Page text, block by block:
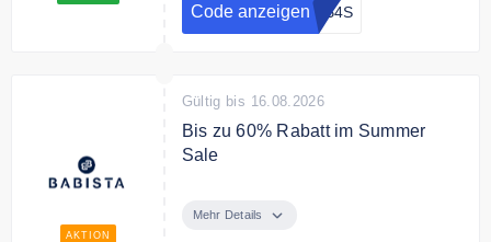
Bedingungen
Code anzeigen 7B4S
AKTION
Gültig bis 16.08.2026
Bis zu 60% Rabatt im Summer
Sale
Jetzt im Summer Sale bis 60% von
Mehr Details